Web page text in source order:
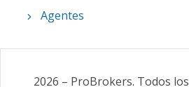
Agentes
2026 – ProBrokers. Todos los